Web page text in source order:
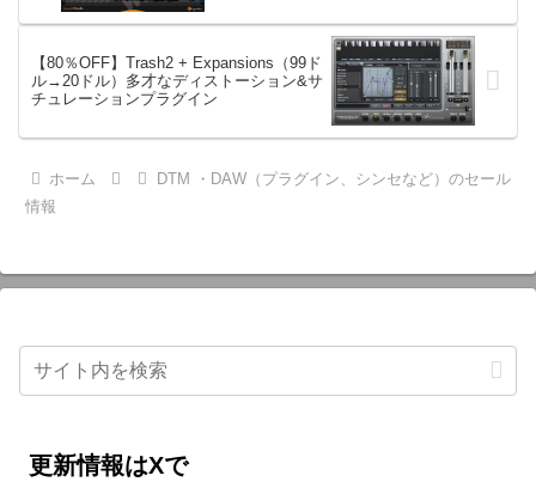
【80％OFF】Trash2 + Expansions（99ド
ル→20ドル）多才なディストーション&サ
チュレーションプラグイン
ホーム
DTM ・DAW（プラグイン、シンセなど）のセール
情報
更新情報はXで